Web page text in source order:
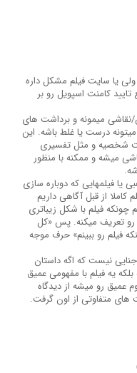
یا سایت فیلم مشکل داره
کامنت اسپویل رو بر
میمونه و برداشت های
درست یا غلط باشه. این
شخصیه و مثل تفسیری
میشه و ممکنه با منظور
یا فیلمهایی که دوباره سازی
از قبل آگاهی داریم
چونکه فیلم با شکل زیباتری
رو تعریف میکنه. پس «کل
فیلم رو ببینم» حرف موجه
نیست که اگه داستان
یه فیلم با مفهومی عمیق
عمیق رو میشه از دیدگاه
های متفاوتی از اون گرفت.